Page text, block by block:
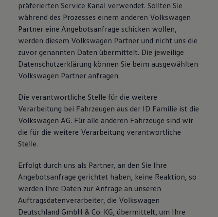
präferierten Service Kanal verwendet. Sollten Sie
während des Prozesses einem anderen Volkswagen
Partner eine Angebotsanfrage schicken wollen,
werden diesem Volkswagen Partner und nicht uns die
zuvor genannten Daten übermittelt. Die jeweilige
Datenschutzerklärung können Sie beim ausgewählten
Volkswagen Partner anfragen.
Die verantwortliche Stelle für die weitere
Verarbeitung bei Fahrzeugen aus der ID Familie ist die
Volkswagen AG. Für alle anderen Fahrzeuge sind wir
die für die weitere Verarbeitung verantwortliche
Stelle.
Erfolgt durch uns als Partner, an den Sie Ihre
Angebotsanfrage gerichtet haben, keine Reaktion, so
werden Ihre Daten zur Anfrage an unseren
Auftragsdatenverarbeiter, die Volkswagen
Deutschland GmbH & Co. KG, übermittelt, um Ihre